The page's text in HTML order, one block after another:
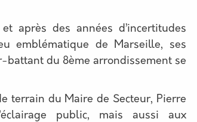
après des années d’incertitudes
emblématique de Marseille, ses
battant du 8ème arrondissement se
terrain du Maire de Secteur, Pierre
public, mais aussi aux